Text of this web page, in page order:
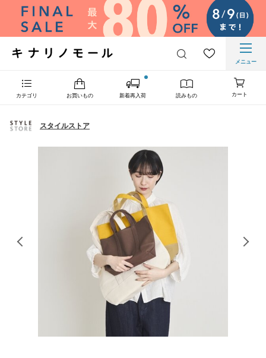
メニュー
カテゴリ お買いもの 新着再入荷 読みもの カート
スタイルストア